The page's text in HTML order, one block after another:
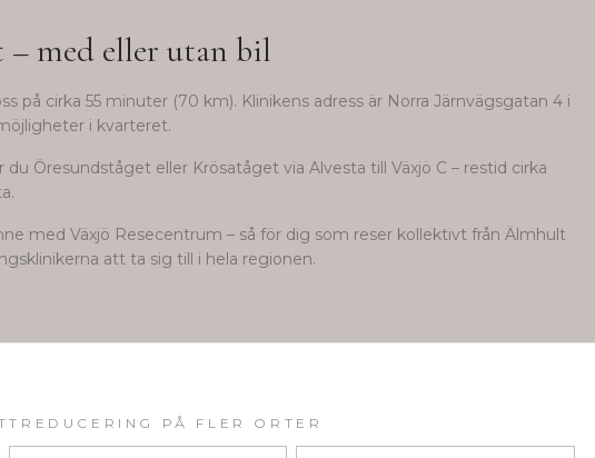
med eller utan bil
på cirka 55 minuter (70 km). Klinikens adress är Norra Järnvägsgatan 4 i
i kvarteret.
du Öresundståget eller Krösatåget via Alvesta till Växjö C – restid cirka
med Växjö Resecentrum – så för dig som reser kollektivt från Älmhult
att ta sig till i hela regionen.
PÅ FLER ORTER